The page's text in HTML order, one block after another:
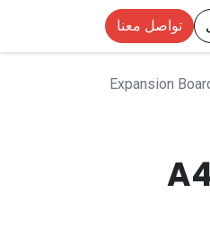
تواصل معنا
Expansion